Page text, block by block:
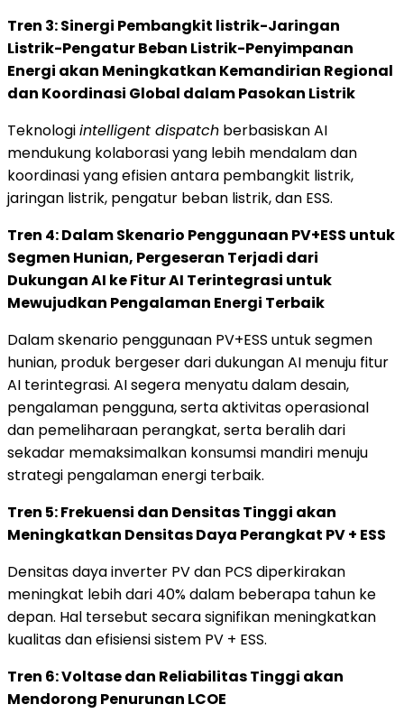
Tren 3: Sinergi Pembangkit listrik-Jaringan
Listrik-Pengatur Beban Listrik-Penyimpanan
Energi akan Meningkatkan Kemandirian Regional
dan Koordinasi Global dalam Pasokan Listrik
Teknologiintelligent dispatch berbasiskan AI
mendukung kolaborasi yang lebih mendalam dan
koordinasi yang efisien antara pembangkit listrik,
jaringan listrik, pengatur beban listrik, dan ESS.
Tren 4: Dalam Skenario Penggunaan PV+ESS untuk
Segmen Hunian, Pergeseran Terjadi dari
Dukungan AI ke Fitur AI Terintegrasi untuk
Mewujudkan Pengalaman Energi Terbaik
Dalam skenario penggunaan PV+ESS untuk segmen
hunian, produk bergeser dari dukungan AI menuju fitur
AI terintegrasi. AI segera menyatu dalam desain,
pengalaman pengguna, serta aktivitas operasional
dan pemeliharaan perangkat, serta beralih dari
sekadar memaksimalkan konsumsi mandiri menuju
strategi pengalaman energi terbaik.
Tren 5: Frekuensi dan Densitas Tinggi akan
Meningkatkan Densitas Daya Perangkat PV + ESS
Densitas daya inverter PV dan PCS diperkirakan
meningkat lebih dari 40% dalam beberapa tahun ke
depan. Hal tersebut secara signifikan meningkatkan
kualitas dan efisiensi sistem PV + ESS.
Tren 6: Voltase dan Reliabilitas Tinggi akan
Mendorong Penurunan LCOE